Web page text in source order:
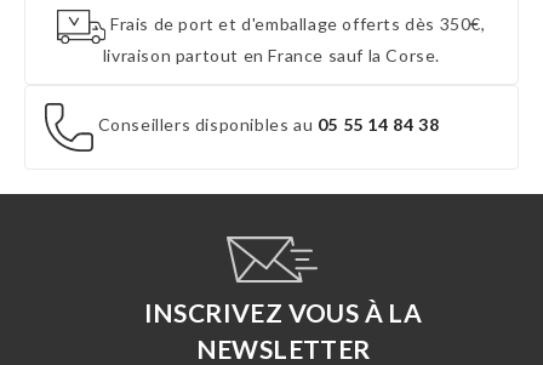
Frais de port et d'emballage offerts dès 350€,
livraison partout en France sauf la Corse.
Conseillers disponibles au 05 55 14 84 38
INSCRIVEZ VOUS À LA
NEWSLETTER